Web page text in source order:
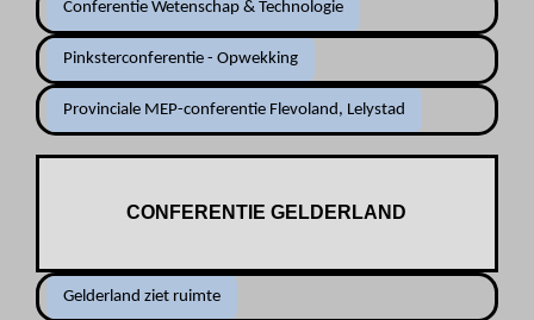
Conferentie Wetenschap & Technologie
Pinksterconferentie - Opwekking
Provinciale MEP-conferentie Flevoland, Lelystad
CONFERENTIE GELDERLAND
Gelderland ziet ruimte